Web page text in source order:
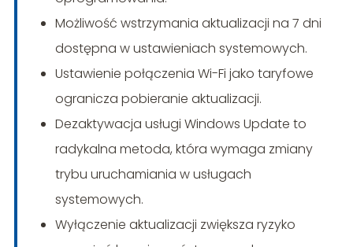
Możliwość wstrzymania aktualizacji na 7 dni
dostępna w ustawieniach systemowych.
Ustawienie połączenia Wi-Fi jako taryfowe
ogranicza pobieranie aktualizacji.
Dezaktywacja usługi Windows Update to
radykalna metoda, która wymaga zmiany
trybu uruchamiania w usługach
systemowych.
Wyłączenie aktualizacji zwiększa ryzyko